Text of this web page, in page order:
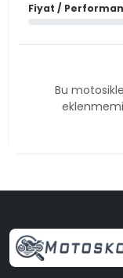
Fiyat /
Bu